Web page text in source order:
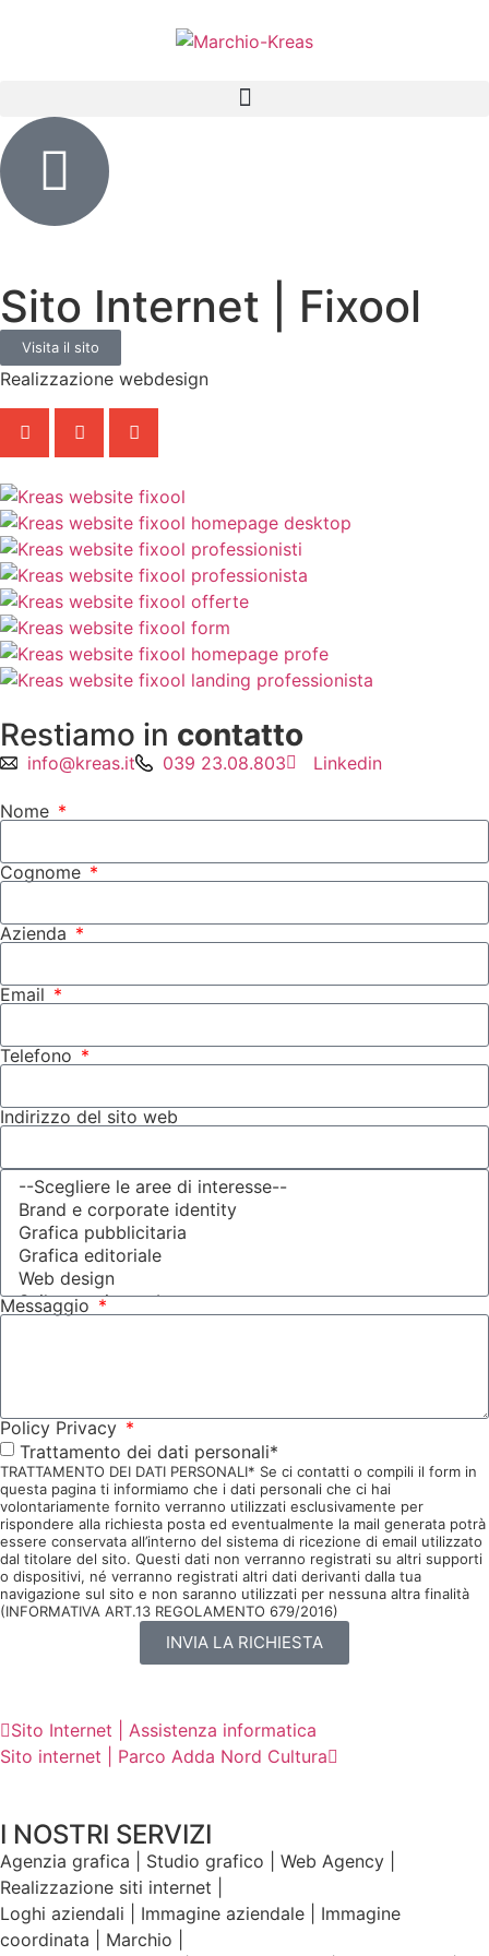
Sito Internet | Fixool
Visita il sito
Realizzazione webdesign
Restiamo in contatto
info@kreas.it 039 23.08.803 Linkedin
Nome
Cognome
Azienda
Email
Telefono
Indirizzo del sito web
Messaggio
Policy Privacy
Trattamento dei dati personali*
TRATTAMENTO DEI DATI PERSONALI* Se ci contatti o compili il form in
questa pagina ti informiamo che i dati personali che ci hai
volontariamente fornito verranno utilizzati esclusivamente per
rispondere alla richiesta posta ed eventualmente la mail generata potrà
essere conservata all’interno del sistema di ricezione di email utilizzato
dal titolare del sito. Questi dati non verranno registrati su altri supporti
o dispositivi, né verranno registrati altri dati derivanti dalla tua
navigazione sul sito e non saranno utilizzati per nessuna altra finalità
(INFORMATIVA ART.13 REGOLAMENTO 679/2016)
INVIA LA RICHIESTA
Sito Internet | Assistenza informatica
Sito internet | Parco Adda Nord Cultura
I NOSTRI SERVIZI
Agenzia grafica | Studio grafico | Web Agency |
Realizzazione siti internet |
Loghi aziendali | Immagine aziendale | Immagine
coordinata | Marchio |